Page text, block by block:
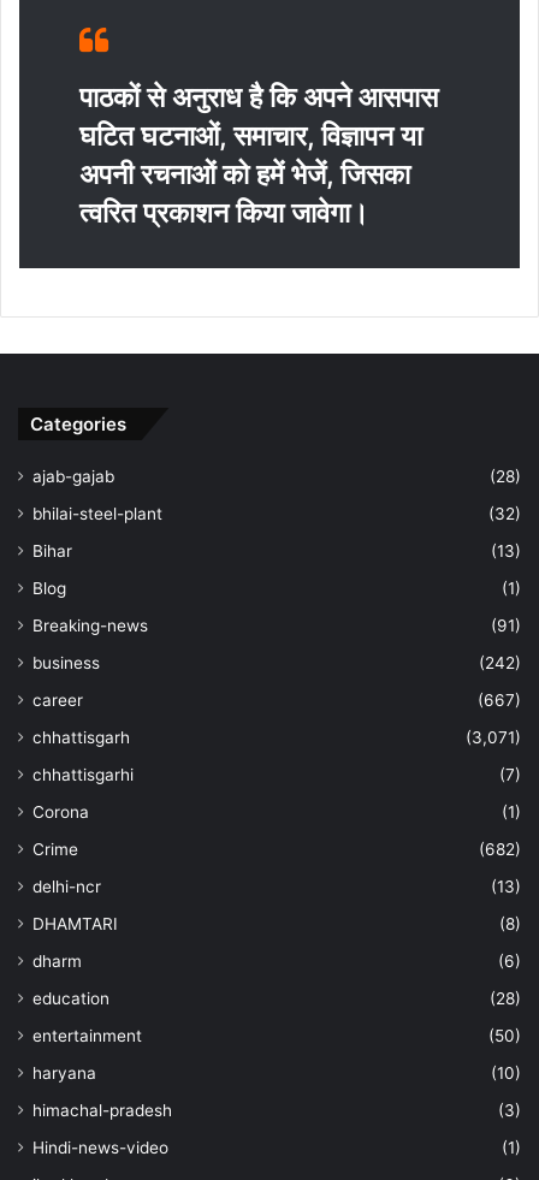
पाठकों से अनुराध है कि अपने आसपास
घटित घटनाओं, समाचार, विज्ञापन या
अपनी रचनाओं को हमें भेजें, जिसका
त्‍वरित प्रकाशन किया जावेगा।
Categories
ajab-gajab
(28)
bhilai-steel-plant
(32)
Bihar
(13)
Blog
(1)
Breaking-news
(91)
business
(242)
career
(667)
chhattisgarh
(3,071)
chhattisgarhi
(7)
Corona
(1)
Crime
(682)
delhi-ncr
(13)
DHAMTARI
(8)
dharm
(6)
education
(28)
entertainment
(50)
haryana
(10)
himachal-pradesh
(3)
Hindi-news-video
(1)